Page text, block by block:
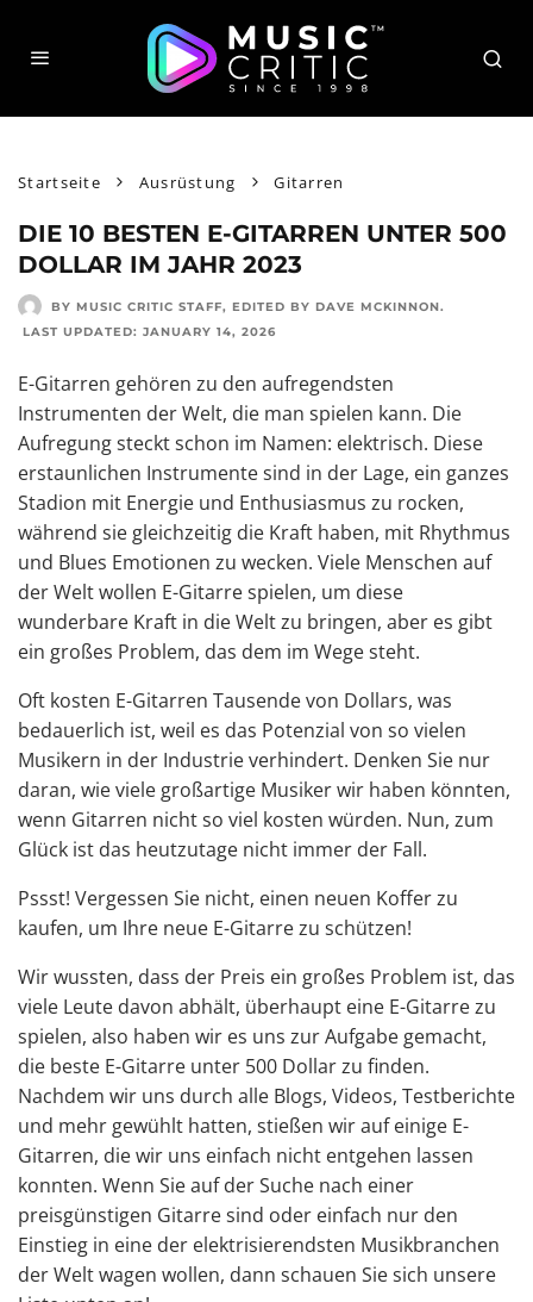
Startseite Ausrüstung Gitarren
DIE 10 BESTEN E-GITARREN UNTER 500
DOLLAR IM JAHR 2023
BY MUSIC CRITIC STAFF, EDITED BY DAVE MCKINNON.
LAST UPDATED: JANUARY 14, 2026
E-Gitarren gehören zu den aufregendsten
Instrumenten der Welt, die man spielen kann. Die
Aufregung steckt schon im Namen: elektrisch. Diese
erstaunlichen Instrumente sind in der Lage, ein ganzes
Stadion mit Energie und Enthusiasmus zu rocken,
während sie gleichzeitig die Kraft haben, mit Rhythmus
und Blues Emotionen zu wecken. Viele Menschen auf
der Welt wollen E-Gitarre spielen, um diese
wunderbare Kraft in die Welt zu bringen, aber es gibt
ein großes Problem, das dem im Wege steht.
Oft kosten E-Gitarren Tausende von Dollars, was
bedauerlich ist, weil es das Potenzial von so vielen
Musikern in der Industrie verhindert. Denken Sie nur
daran, wie viele großartige Musiker wir haben könnten,
wenn Gitarren nicht so viel kosten würden. Nun, zum
Glück ist das heutzutage nicht immer der Fall.
Pssst! Vergessen Sie nicht, einen neuen Koffer zu
kaufen, um Ihre neue E-Gitarre zu schützen!
Wir wussten, dass der Preis ein großes Problem ist, das
viele Leute davon abhält, überhaupt eine E-Gitarre zu
spielen, also haben wir es uns zur Aufgabe gemacht,
die beste E-Gitarre unter 500 Dollar zu finden.
Nachdem wir uns durch alle Blogs, Videos, Testberichte
und mehr gewühlt hatten, stießen wir auf einige E-
Gitarren, die wir uns einfach nicht entgehen lassen
konnten. Wenn Sie auf der Suche nach einer
preisgünstigen Gitarre sind oder einfach nur den
Einstieg in eine der elektrisierendsten Musikbranchen
der Welt wagen wollen, dann schauen Sie sich unsere